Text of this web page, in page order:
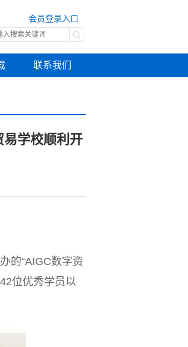
会员登录入口
联系我们
学校顺利开
的“AIGC数字资
位优秀学员以